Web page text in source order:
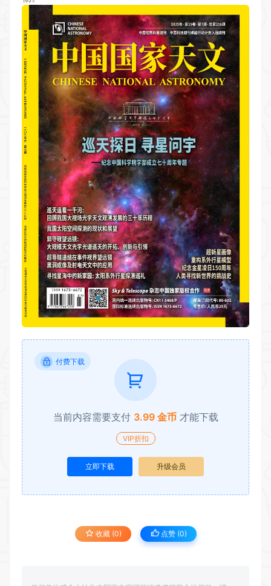
付费下载
当前内容需要支付 3.99 金币 才能下载
VIP折扣
立即下载 升级会员
收藏 (0) 点赞 (0)